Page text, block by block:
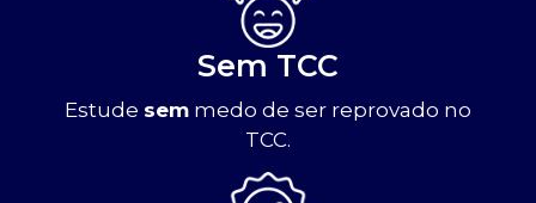
Sem TCC
Estude sem medo de ser reprovado no
TCC.